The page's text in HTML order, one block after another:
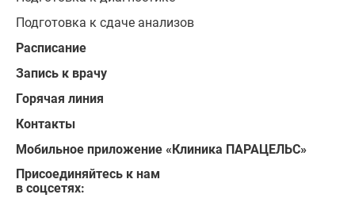
Подготовка к сдаче анализов
Расписание
Запись к врачу
Горячая линия
Контакты
Мобильное приложение «Клиника ПАРАЦЕЛЬС»
Присоединяйтесь к нам
в соцсетях: